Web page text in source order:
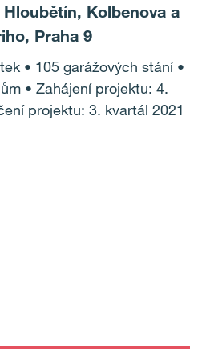
Kolbenova a
Praha 9
• 105 garážových stání •
• Zahájení projektu: 4.
projektu: 3. kvartál 2021